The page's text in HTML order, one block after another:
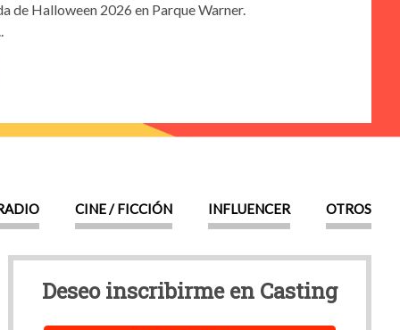
de Halloween 2026 en Parque Warner.
CINE / FICCIÓN INFLUENCER OTROS
Deseo inscribirme en Casting